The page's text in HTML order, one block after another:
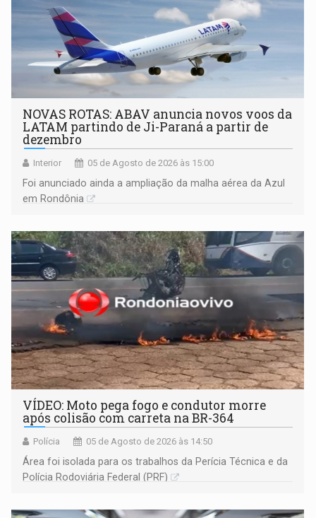
NOVAS ROTAS: ABAV anuncia novos voos da
LATAM partindo de Ji-Paraná a partir de
dezembro
Interior 05 de Agosto de 2026 às 15:00
Foi anunciado ainda a ampliação da malha aérea da Azul
em Rondônia
VÍDEO: Moto pega fogo e condutor morre
após colisão com carreta na BR-364
Polícia 05 de Agosto de 2026 às 14:50
Área foi isolada para os trabalhos da Perícia Técnica e da
Polícia Rodoviária Federal (PRF)